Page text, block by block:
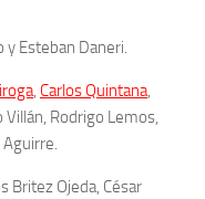
y Esteban Daneri.
, Carlos Quintana,
Villán, Rodrigo Lemos,
Aguirre.
Britez Ojeda, César